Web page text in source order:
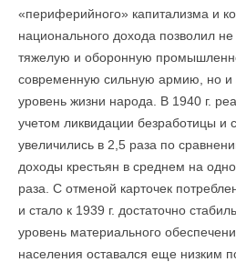
«периферийного» капитализма и
национального дохода позволил не
тяжелую и оборонную
современную сильную армию, но и
уровень жизни народа. В 1940 г.
учетом ликвидации безработицы и
увеличились в 2,5 раза по
доходы крестьян в среднем на
раза. С отменой карточек
и стало к 1939 г. достаточно
уровень материального
населения оставался еще низким